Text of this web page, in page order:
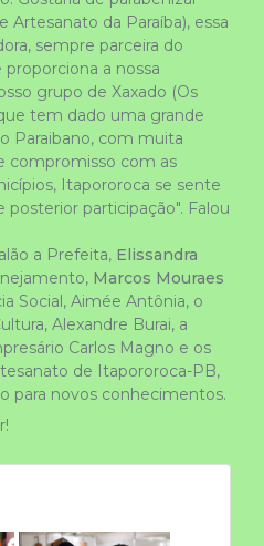
Artesanato da Paraíba), essa
sempre parceira do
a nossa
grupo de Xaxado (Os
tem dado uma grande
Paraibano, com muita
compromisso com as
Itapororoca se sente
participação". Falou
a Prefeita, Elissandra
Marcos Mouraes
Social, Aimée Antônia, o
Alexandre Burai, a
Carlos Magno e os
de Itapororoca-PB,
para novos conhecimentos.